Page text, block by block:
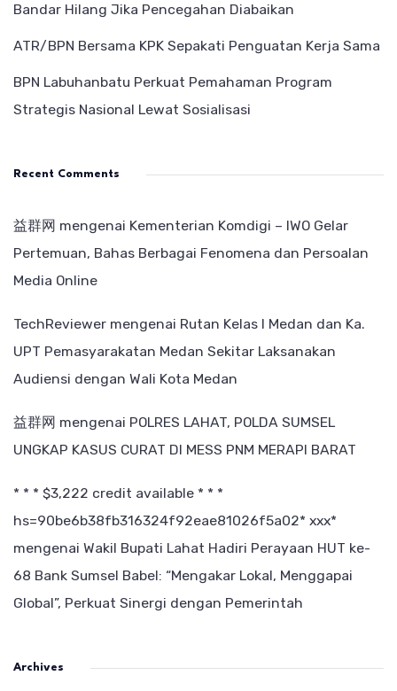
Bandar Hilang Jika Pencegahan Diabaikan
ATR/BPN Bersama KPK Sepakati Penguatan Kerja Sama
BPN Labuhanbatu Perkuat Pemahaman Program
Strategis Nasional Lewat Sosialisasi
Recent Comments
益群网 mengenai Kementerian Komdigi – IWO Gelar
Pertemuan, Bahas Berbagai Fenomena dan Persoalan
Media Online
TechReviewer mengenai Rutan Kelas I Medan dan Ka.
UPT Pemasyarakatan Medan Sekitar Laksanakan
Audiensi dengan Wali Kota Medan
益群网 mengenai POLRES LAHAT, POLDA SUMSEL
UNGKAP KASUS CURAT DI MESS PNM MERAPI BARAT
* * * $3,222 credit available * * *
hs=90be6b38fb316324f92eae81026f5a02* ххх*
mengenai Wakil Bupati Lahat Hadiri Perayaan HUT ke-
68 Bank Sumsel Babel: “Mengakar Lokal, Menggapai
Global”, Perkuat Sinergi dengan Pemerintah
Archives